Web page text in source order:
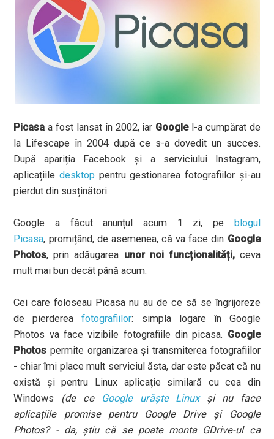
Picasa a fost lansat în 2002, iar Googlel-a cumpărat de
la Lifescape în 2004 după ce s-a dovedit un succes.
După apariția Facebook și a serviciului Instagram,
aplicațiiledesktop pentru gestionarea fotografiilor și-au
pierdut din susținători.
Google a făcut anunțul acum 1 zi, pe blogul
Picasa, promițând, de asemenea, că va face din Google
Photos, prin adăugarea unor noi funcționalități,ceva
mult mai bun decât până acum.
Cei care foloseau Picasa nu au de ce să se îngrijoreze
de pierdereafotografiilor: simpla logare în Google
Photos va face vizibile fotografiile din picasa. Google
Photos permite organizarea și transmiterea fotografiilor
- chiar îmi place mult serviciul ăsta, dar este păcat că nu
există și pentru Linux aplicație similară cu cea din
Windows (de ce Google urăște Linuxși nu face
aplicațiile promise pentru Google Drive și Google
Photos? - da, știu că se poate monta GDrive-ul ca